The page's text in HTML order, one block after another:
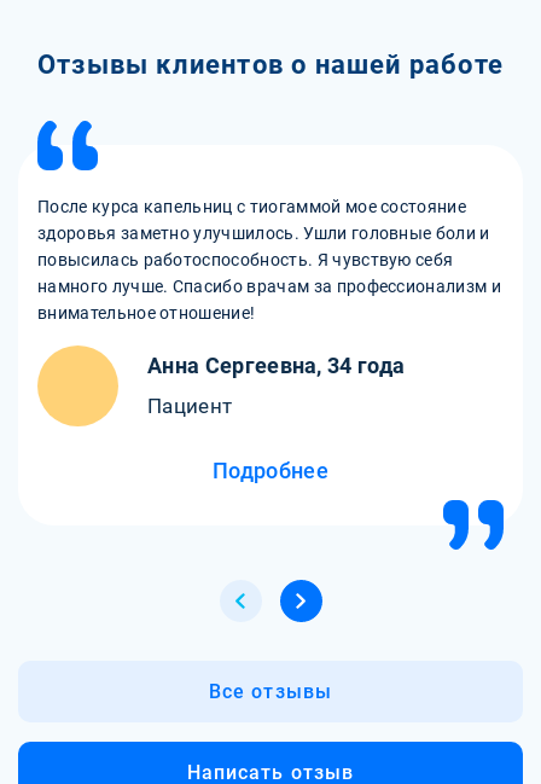
Отзывы клиентов о нашей работе
После курса капельниц с тиогаммой мое состояние
здоровья заметно улучшилось. Ушли головные боли и
повысилась работоспособность. Я чувствую себя
намного лучше. Спасибо врачам за профессионализм и
внимательное отношение!
Анна Сергеевна, 34 года
Пациент
Подробнее
Все отзывы
Написать отзыв